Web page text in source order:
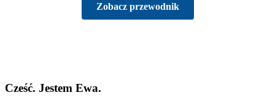
Zobacz przewodnik
Cześć. Jestem Ewa.